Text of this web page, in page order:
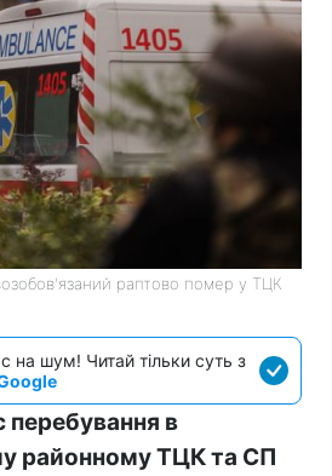
раптово помер у ТЦК
на шум! Читай тільки суть з
перебування в
районному ТЦК та СП